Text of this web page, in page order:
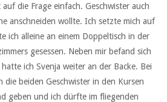
die Frage einfach. Geschwister auch
anschneiden wollte. Ich setzte mich auf
ich alleine an einem Doppeltisch in der
gesessen. Neben mir befand sich
ich Svenja weiter an der Backe. Bei
die beiden Geschwister in den Kursen
geben und ich dürfte im fliegenden